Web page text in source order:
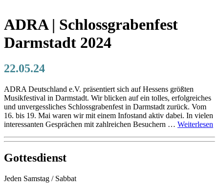
ADRA | Schlossgrabenfest
Darmstadt 2024
22.05.24
ADRA Deutschland e.V. präsentiert sich auf Hessens größten
Musikfestival in Darmstadt. Wir blicken auf ein tolles, erfolgreiches
und unvergessliches Schlossgrabenfest in Darmstadt zurück. Vom
16. bis 19. Mai waren wir mit einem Infostand aktiv dabei. In vielen
interessanten Gesprächen mit zahlreichen Besuchern … Weiterlesen
Gottesdienst
Jeden Samstag / Sabbat